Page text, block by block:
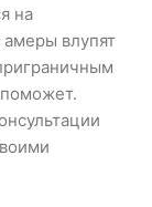
на
влупят